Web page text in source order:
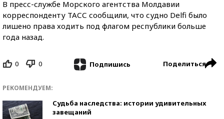
В пресс-службе Морского агентства Молдавии
корреспонденту ТАСС сообщили, что судно Delfi было
лишено права ходить под флагом республики больше
года назад.
0 0 Подпишись Поделиться
РЕКОМЕНДУЕМ:
Судьба наследства: истории удивительных
завещаний